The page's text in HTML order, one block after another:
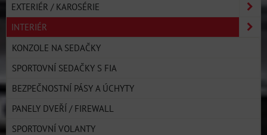
EXTERIÉR / KAROSÉRIE
INTERIÉR
KONZOLE NA SEDAČKY
SPORTOVNÍ SEDAČKY S FIA
BEZPEČNOSTNÍ PÁSY A ÚCHYTY
PANELY DVEŘÍ / FIREWALL
SPORTOVNÍ VOLANTY